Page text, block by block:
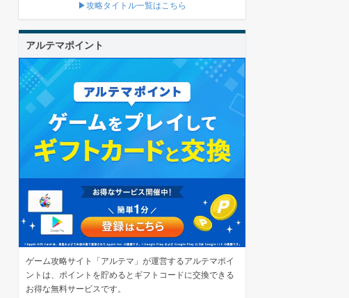
▶攻略タイトル一覧はこちら
アルテマポイント
ゲーム攻略サイト「アルテマ」が運営するアルテマポイ
ントは、ポイントを貯めるとギフトコードに交換できる
お得な無料サービスです。